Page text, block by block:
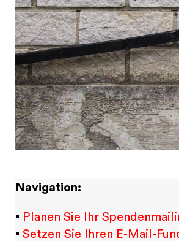
Navigation:
▪ Planen Sie Ihr
▪ Setzen Sie Ihren E-Mail-